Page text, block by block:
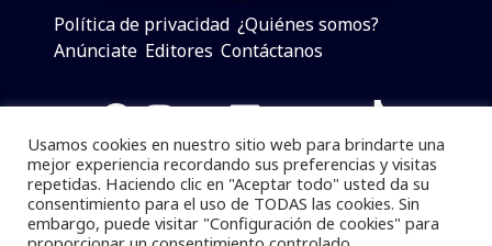
Política de privacidad ¿Quiénes somos?
Anúnciate Editores Contáctanos
Facebook
Instagram
Twitter
LinkedIn
Telegram
YouTube
TikTok
Pymempresario © 2025 Todos los derechos reservados.
Usamos cookies en nuestro sitio web para brindarte una
mejor experiencia recordando sus preferencias y visitas
repetidas. Haciendo clic en "Aceptar todo" usted da su
consentimiento para el uso de TODAS las cookies. Sin
embargo, puede visitar "Configuración de cookies" para